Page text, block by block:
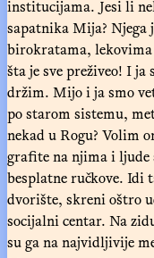
institucijama. Jesi li
sapatnika Mija?
birokratama,
šta je sve preživeo! I ja
držim. Mijo i ja smo
po starom sistemu,
nekad u Rogu? Volim
grafite na njima i ljude
besplatne ručkove. Idi
dvorište, skreni oštro
socijalni centar. Na
su ga na najvidljivije